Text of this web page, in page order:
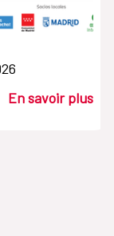
En savoir plus
hasta su
carrusel hasta su
el carrusel